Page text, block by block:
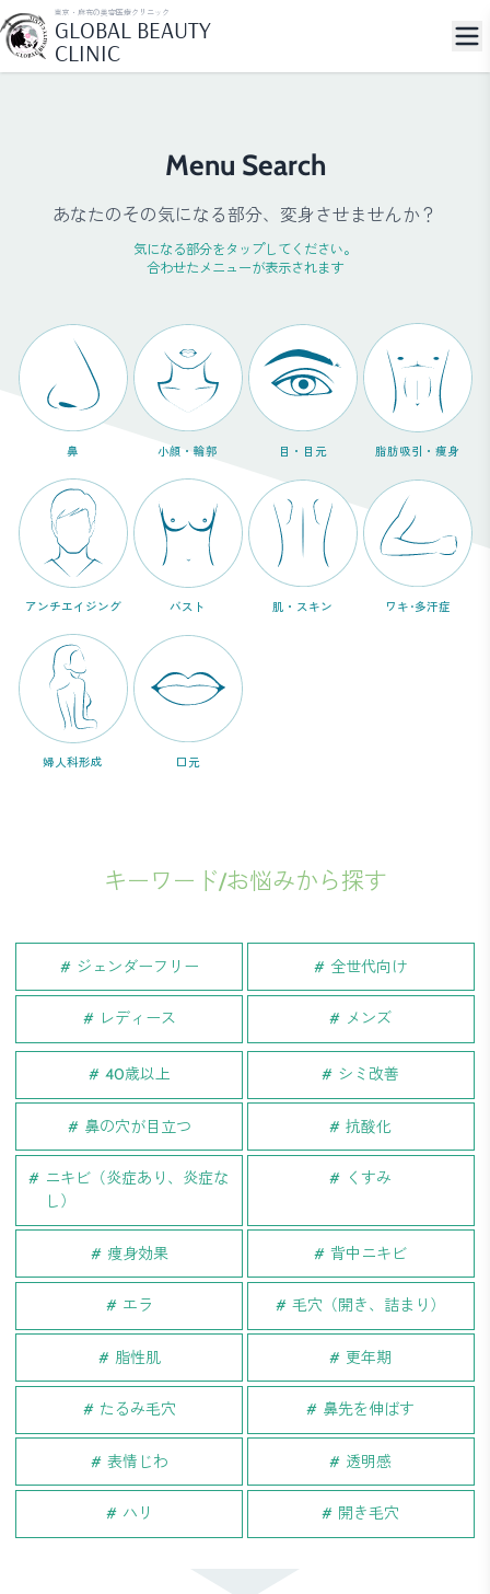
東京・麻布の美容医療クリニック
GLOBAL BEAUTY
CLINIC
Menu Search
あなたのその気になる部分、変身させませんか？
気になる部分をタップしてください。
合わせたメニューが表示されます
鼻 小顔・輪郭 目・目元 脂肪吸引・痩身
アンチエイジング バスト 肌・スキン ワキ･多汗症
婦人科形成 口元
キーワード/お悩みから探す
ジェンダーフリー 全世代向け
レディース メンズ
40歳以上 シミ改善
鼻の穴が目立つ 抗酸化
ニキビ（炎症あり、炎症な
し）
くすみ
痩身効果 背中ニキビ
エラ 毛穴（開き、詰まり）
脂性肌 更年期
たるみ毛穴 鼻先を伸ばす
表情じわ 透明感
ハリ 開き毛穴